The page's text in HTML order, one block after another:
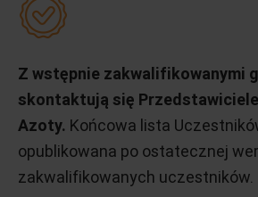
Z wstępnie zakwalifikowanymi
skontaktują się
Azoty. Końcowa lista
opublikowana po ostatecznej
zakwalifikowanych uczestników.